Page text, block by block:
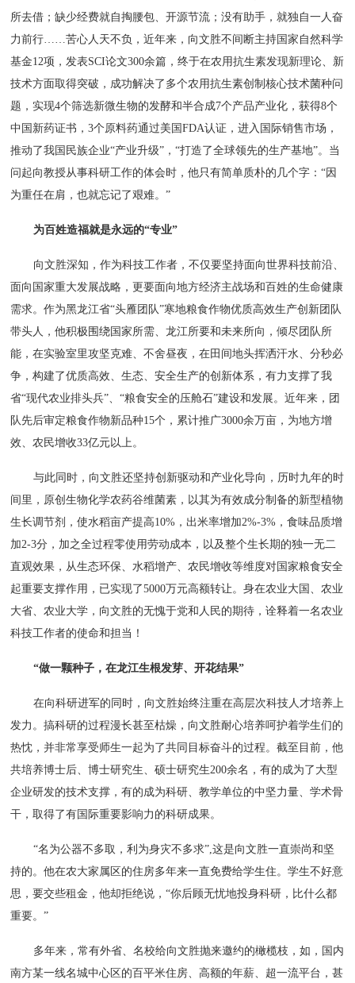
所去借；缺少经费就自掏腰包、开源节流；没有助手，就独自一人奋
力前行……苦心人天不负，近年来，向文胜不间断主持国家自然科学
基金12项，发表SCI论文300余篇，终于在农用抗生素发现新理论、新
技术方面取得突破，成功解决了多个农用抗生素创制核心技术菌种问
题，实现4个筛选新微生物的发酵和半合成7个产品产业化，获得8个
中国新药证书，3个原料药通过美国FDA认证，进入国际销售市场，
推动了我国民族企业“产业升级”，“打造了全球领先的生产基地”。当
问起向教授从事科研工作的体会时，他只有简单质朴的几个字：“因
为重任在肩，也就忘记了艰难。”
为百姓造福就是永远的“专业”
向文胜深知，作为科技工作者，不仅要坚持面向世界科技前沿、
面向国家重大发展战略，更要面向地方经济主战场和百姓的生命健康
需求。作为黑龙江省“头雁团队”寒地粮食作物优质高效生产创新团队
带头人，他积极围绕国家所需、龙江所要和未来所向，倾尽团队所
能，在实验室里攻坚克难、不舍昼夜，在田间地头挥洒汗水、分秒必
争，构建了优质高效、生态、安全生产的创新体系，有力支撑了我
省“现代农业排头兵”、“粮食安全的压舱石”建设和发展。近年来，团
队先后审定粮食作物新品种15个，累计推广3000余万亩，为地方增
效、农民增收33亿元以上。
与此同时，向文胜还坚持创新驱动和产业化导向，历时九年的时
间里，原创生物化学农药谷维菌素，以其为有效成分制备的新型植物
生长调节剂，使水稻亩产提高10%，出米率增加2%-3%，食味品质增
加2-3分，加之全过程零使用劳动成本，以及整个生长期的独一无二
直观效果，从生态环保、水稻增产、农民增收等维度对国家粮食安全
起重要支撑作用，已实现了5000万元高额转让。身在农业大国、农业
大省、农业大学，向文胜的无愧于党和人民的期待，诠释着一名农业
科技工作者的使命和担当！
“做一颗种子，在龙江生根发芽、开花结果”
在向科研进军的同时，向文胜始终注重在高层次科技人才培养上
发力。搞科研的过程漫长甚至枯燥，向文胜耐心培养呵护着学生们的
热忱，并非常享受师生一起为了共同目标奋斗的过程。截至目前，他
共培养博士后、博士研究生、硕士研究生200余名，有的成为了大型
企业研发的技术支撑，有的成为科研、教学单位的中坚力量、学术骨
干，取得了有国际重要影响力的科研成果。
“名为公器不多取，利为身灾不多求”,这是向文胜一直崇尚和坚
持的。他在农大家属区的住房多年来一直免费给学生住。学生不好意
思，要交些租金，他却拒绝说，“你后顾无忧地投身科研，比什么都
重要。”
多年来，常有外省、名校给向文胜抛来邀约的橄榄枝，如，国内
南方某一线名城中心区的百平米住房、高额的年薪、超一流平台，甚